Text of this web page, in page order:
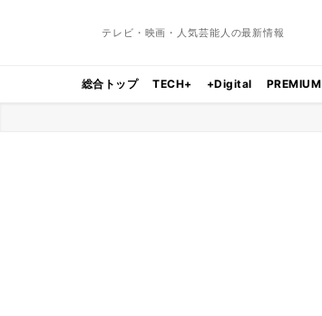
テレビ・映画・人気芸能人の最新情報
総合トップ TECH+ +Digital PREMIUM